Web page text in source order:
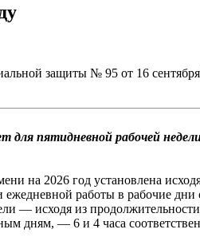
защиты № 95 от 16
пятидневной рабочей
на 2026 год установлена
работы в рабочие
— исходя из
дням, — 6 и 4 часа